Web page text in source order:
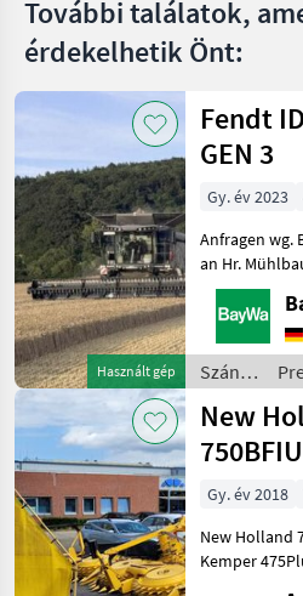
További találatok,
érdekelhetik Önt:
Használt gép
Fendt
GEN 3
Gy. év 2023
Anfragen wg.
an Hr.
151 1610
Fedélzeti
meghajtás,
asztal,
Szántóföldi
/ Fendt
New
750BFIU
475Plus)
Gy. év 2018
New Holland
Kemper